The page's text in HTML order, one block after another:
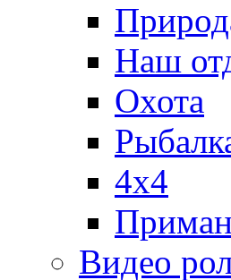
Наш
Охота
4х4
Видео